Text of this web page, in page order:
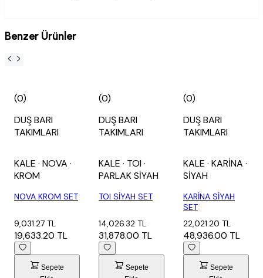
Benzer Ürünler
(0)
DUŞ BARI
TAKIMLARI
KALE · NOVA ·
KROM
NOVA KROM SET
9,031.27 TL
19,633.20 TL
Sepete
(0)
DUŞ BARI
TAKIMLARI
KALE · TOI·
PARLAK SİYAH
TOI SİYAH SET
14,026.32 TL
31,878.00 TL
Sepete
(0)
DUŞ BARI
TAKIMLARI
KALE · KARİNA ·
SİYAH
KARİNA SİYAH
SET
22,021.20 TL
48,936.00 TL
Sepete